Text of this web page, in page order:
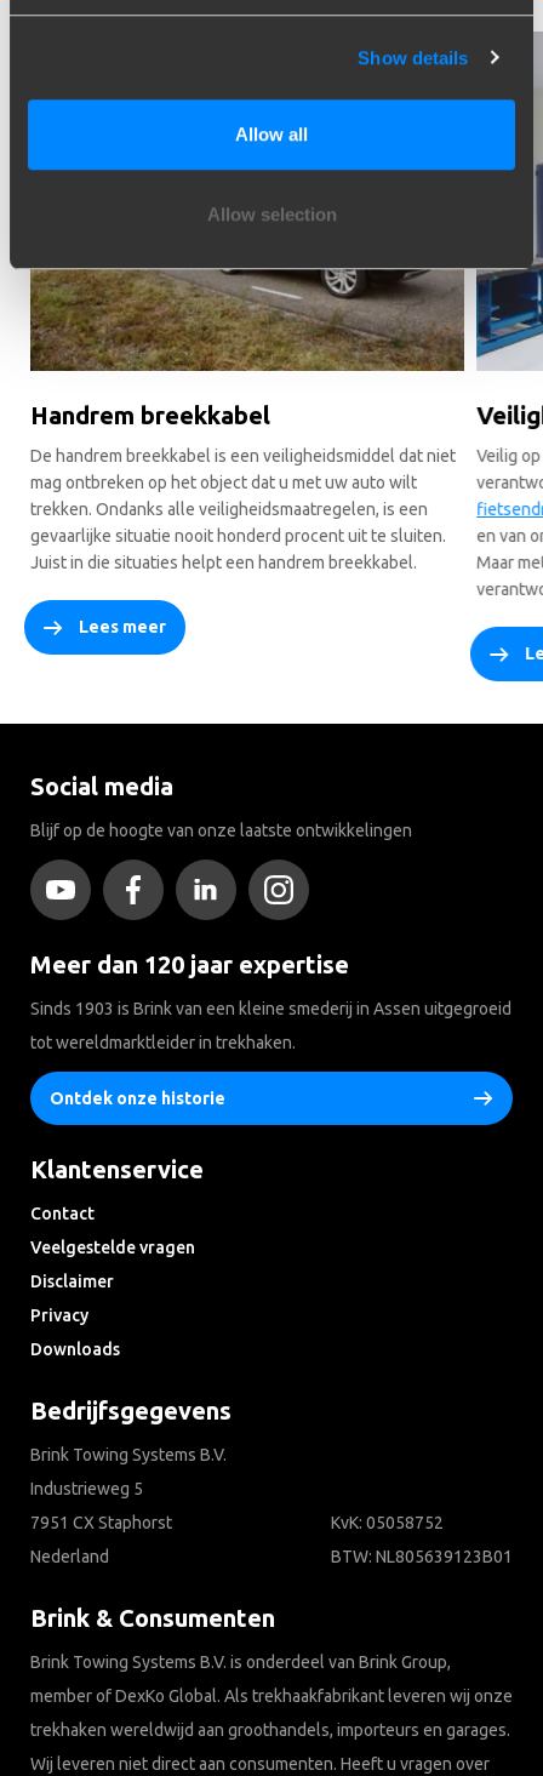
Show details
Allow all
Allow selection
Handrem breekkabel
De handrem breekkabel is een veiligheidsmiddel dat niet
mag ontbreken op het object dat u met uw auto wilt
trekken. Ondanks alle veiligheidsmaatregelen, is een
gevaarlijke situatie nooit honderd procent uit te sluiten.
Juist in die situaties helpt een handrem breekkabel.
Lees meer
Veilig
en van
Maar
Social media
Blijf op de hoogte van onze laatste ontwikkelingen
Meer dan 120 jaar expertise
Sinds 1903 is Brink van een kleine smederij in Assen uitgegroeid
tot wereldmarktleider in trekhaken.
Ontdek onze historie
Klantenservice
Contact
Veelgestelde vragen
Disclaimer
Privacy
Downloads
Bedrijfsgegevens
Brink Towing Systems B.V.
Industrieweg 5
7951 CX Staphorst
Nederland
KvK: 05058752
BTW: NL805639123B01
Brink & Consumenten
Brink Towing Systems B.V. is onderdeel van Brink Group,
member of DexKo Global. Als trekhaakfabrikant leveren wij onze
trekhaken wereldwijd aan groothandels, importeurs en garages.
Wij leveren niet direct aan consumenten. Heeft u vragen over